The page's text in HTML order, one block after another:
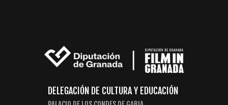
DELEGACIÓN DE CULTURA Y EDUCACIÓN